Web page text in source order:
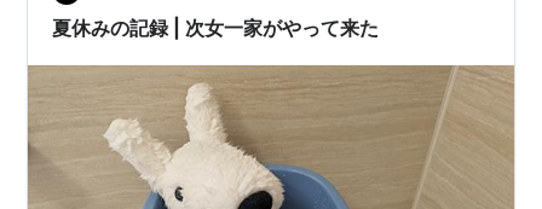
夏休みの記録 | 次女一家がやって来た